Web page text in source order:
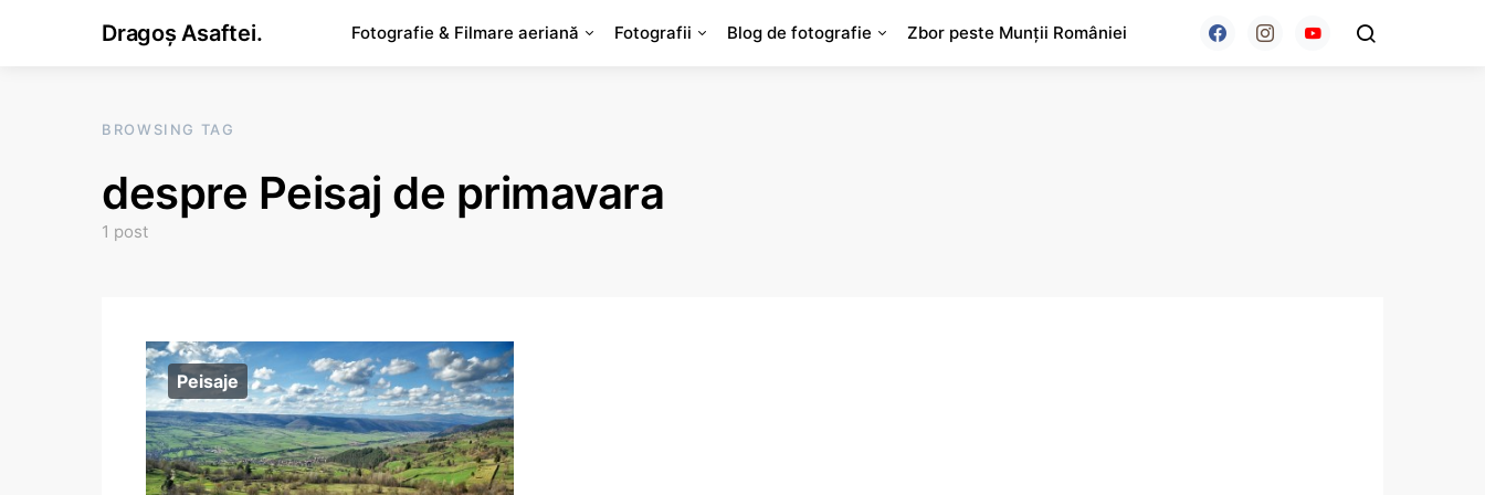
Dragoș Asaftei. Fotografie & Filmare aeriană Fotografii Blog de fotografie Zbor peste Munții României
BROWSING TAG
despre Peisaj de primavara
1 post
Peisaje